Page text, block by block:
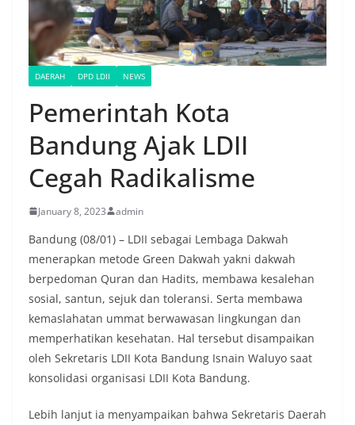
DAERAH DPD LDII NEWS
Pemerintah Kota
Bandung Ajak LDII
Cegah Radikalisme
January 8, 2023 admin
Bandung (08/01) – LDII sebagai Lembaga Dakwah
menerapkan metode Green Dakwah yakni dakwah
berpedoman Quran dan Hadits, membawa kesalehan
sosial, santun, sejuk dan toleransi. Serta membawa
kemaslahatan ummat berwawasan lingkungan dan
memperhatikan kesehatan. Hal tersebut disampaikan
oleh Sekretaris LDII Kota Bandung Isnain Waluyo saat
konsolidasi organisasi LDII Kota Bandung.
Lebih lanjut ia menyampaikan bahwa Sekretaris Daerah